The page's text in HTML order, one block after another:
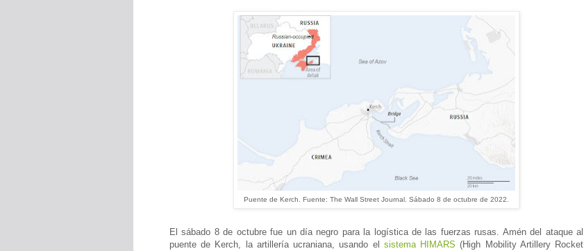
Puente de Kerch. Fuente: The Wall Street Journal. Sábado 8 de octubre de 2022.
El sábado 8 de octubre fue un día negro para la logística de las fuerzas rusas. Amén del ataque al
puente de Kerch, la artillería ucraniana, usando el sistema HIMARS (High Mobility Artillery Rocket